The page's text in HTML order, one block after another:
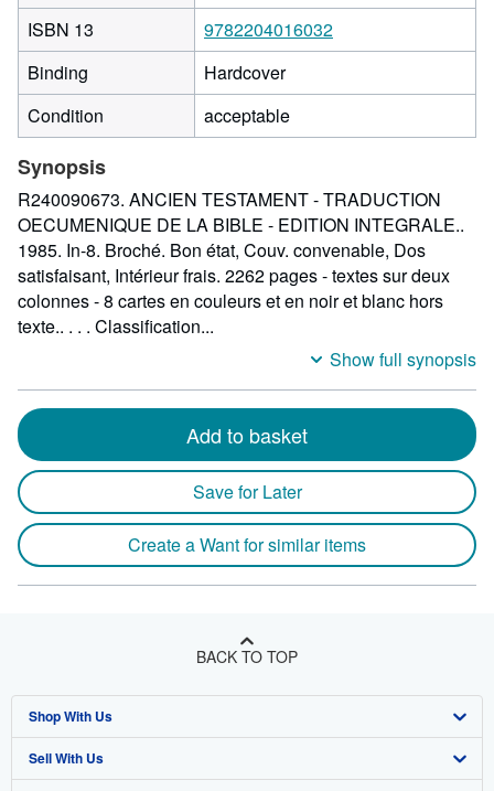
ISBN 13
9782204016032
Binding
Hardcover
Condition
acceptable
Synopsis
R240090673. ANCIEN TESTAMENT - TRADUCTION
OECUMENIQUE DE LA BIBLE - EDITION INTEGRALE..
1985. In-8. Broché. Bon état, Couv. convenable, Dos
satisfaisant, Intérieur frais. 2262 pages - textes sur deux
colonnes - 8 cartes en couleurs et en noir et blanc hors
texte.. . . . Classification...
Show full synopsis
Add to basket
Save for Later
Create a Want for similar items
BACK TO TOP
Shop With Us
Advanced Search
Sell With Us